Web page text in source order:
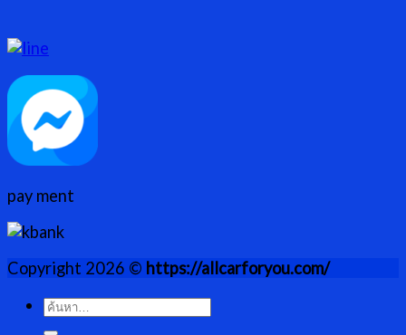
pay ment
Copyright 2026 © https://allcarforyou.com/
ค้นหา: